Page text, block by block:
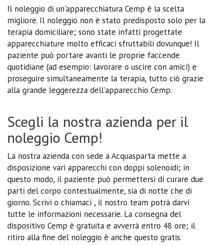
Il noleggio di un'apparecchiatura Cemp è la scelta
migliore. Il noleggio non è stato predisposto solo per la
terapia domiciliare; sono state infatti progettate
apparecchiature molto efficaci sfruttabili dovunque! Il
paziente può portare avanti le proprie faccende
quotidiane (ad esempio: lavorare o uscire con amici) e
proseguire simultaneamente la terapia, tutto ciò grazie
alla grande leggerezza dell'apparecchio Cemp.
Scegli la nostra azienda per il
noleggio Cemp!
La nostra azienda con sede a Acquasparta mette a
disposizione vari apparecchi con doppi solenoidi; in
questo modo, il paziente può permettersi di curare due
parti del corpo contestualmente, sia di notte che di
giorno. Scrivi o chiamaci , il nostro team potrà darvi
tutte le informazioni necessarie. La consegna del
dispositivo Cemp è gratuita e avverrà entro 48 ore; il
ritiro alla fine del noleggio è anche questo gratis.